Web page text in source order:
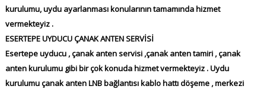
kurulumu, uydu ayarlanması konularının tamamında hizmet
vermekteyiz .
ESERTEPE UYDUCU ÇANAK ANTEN SERVİSİ
Esertepe uyducu , çanak anten servisi ,çanak anten tamiri , çanak
anten kurulumu gibi bir çok konuda hizmet vermekteyiz . Uydu
kurulumu çanak anten LNB bağlantısı kablo hattı döşeme , merkezi